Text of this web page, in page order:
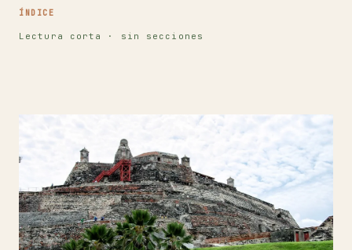
ÍNDICE
Lectura corta · sin secciones